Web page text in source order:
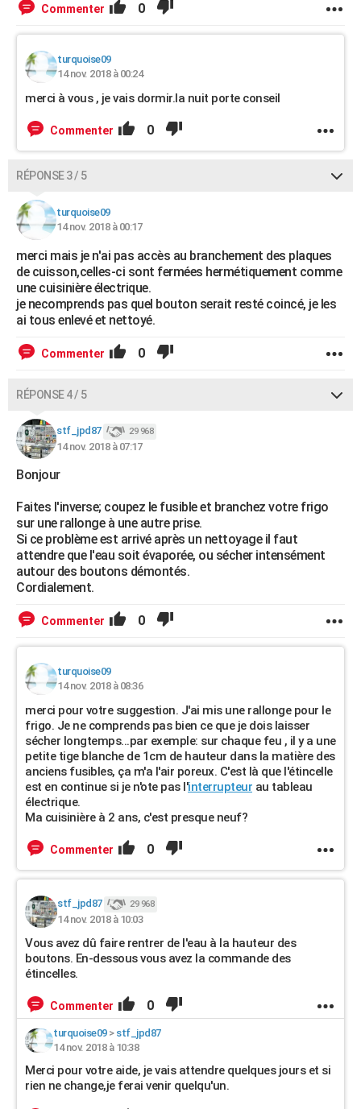
Commenter 0
turquoise09
14 nov. 2018 à 00:24
merci à vous , je vais dormir.la nuit porte conseil
Commenter 0
RÉPONSE 3 / 5
turquoise09
14 nov. 2018 à 00:17
merci mais je n'ai pas accès au branchement des plaques
de cuisson,celles-ci sont fermées hermétiquement comme
une cuisinière électrique.
je necomprends pas quel bouton serait resté coincé, je les
ai tous enlevé et nettoyé.
Commenter 0
RÉPONSE 4 / 5
stf_jpd87 29 968
14 nov. 2018 à 07:17
Bonjour
Faites l'inverse; coupez le fusible et branchez votre frigo
sur une rallonge à une autre prise.
Si ce problème est arrivé après un nettoyage il faut
attendre que l'eau soit évaporée, ou sécher intensément
autour des boutons démontés.
Cordialement.
Commenter 0
turquoise09
14 nov. 2018 à 08:36
merci pour votre suggestion. J'ai mis une rallonge pour le
frigo. Je ne comprends pas bien ce que je dois laisser
sécher longtemps...par exemple: sur chaque feu , il y a une
petite tige blanche de 1cm de hauteur dans la matière des
anciens fusibles, ça m'a l'air poreux. C'est là que l'étincelle
est en continue si je n'ote pas l'interrupteur au tableau
électrique.
Ma cuisinière à 2 ans, c'est presque neuf?
Commenter 0
stf_jpd87 29 968
14 nov. 2018 à 10:03
Vous avez dû faire rentrer de l'eau à la hauteur des
boutons. En-dessous vous avez la commande des
étincelles.
Commenter 0
turquoise09> stf_jpd87
14 nov. 2018 à 10:38
Merci pour votre aide, je vais attendre quelques jours et si
rien ne change,je ferai venir quelqu'un.